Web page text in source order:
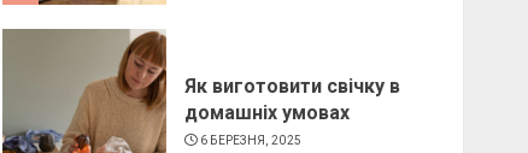
Як виготовити свічку в
домашніх умовах
6 БЕРЕЗНЯ, 2025